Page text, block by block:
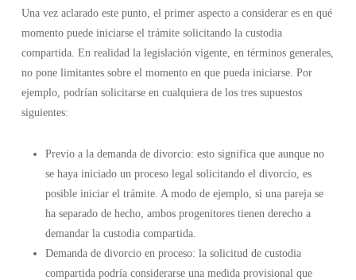
Una vez aclarado este punto, el primer aspecto a considerar es en qué
momento puede iniciarse el trámite solicitando la custodia
compartida. En realidad la legislación vigente, en términos generales,
no pone limitantes sobre el momento en que pueda iniciarse. Por
ejemplo, podrían solicitarse en cualquiera de los tres supuestos
siguientes:
Previo a la demanda de divorcio: esto significa que aunque no
se haya iniciado un proceso legal solicitando el divorcio, es
posible iniciar el trámite. A modo de ejemplo, si una pareja se
ha separado de hecho, ambos progenitores tienen derecho a
demandar la custodia compartida.
Demanda de divorcio en proceso: la solicitud de custodia
compartida podría considerarse una medida provisional que